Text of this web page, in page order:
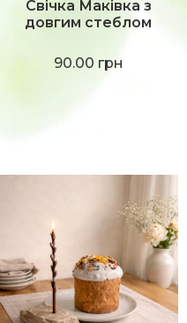
Свічка Маківка з
довгим стеблом
90.00 грн